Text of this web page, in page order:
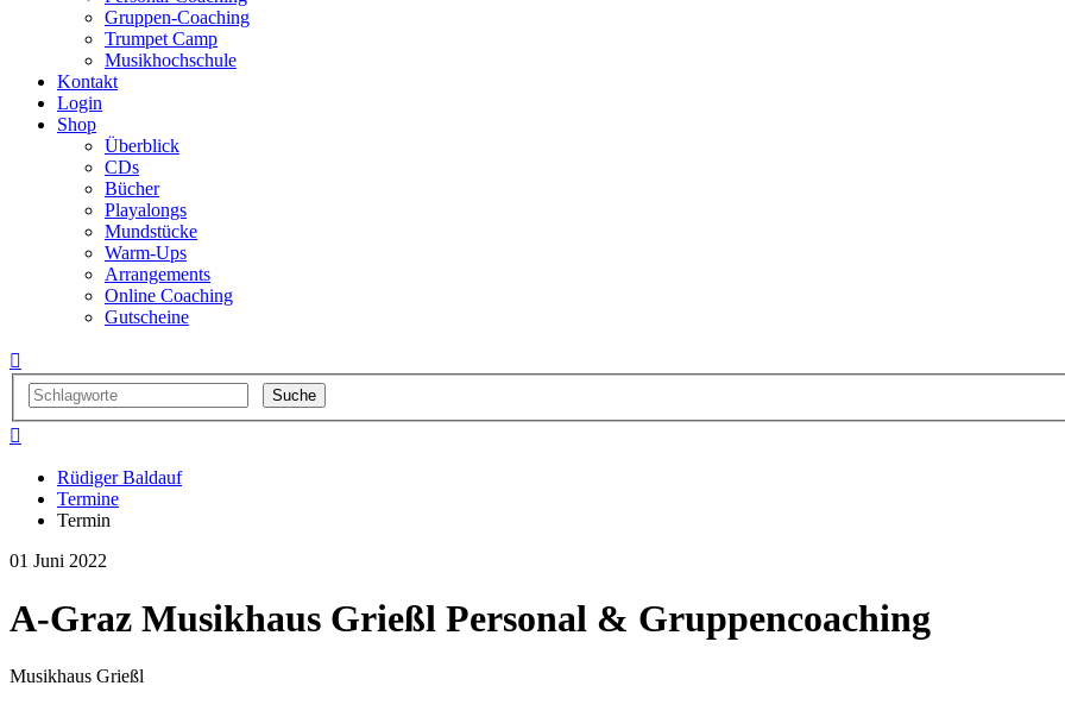
Gruppen-Coaching
Trumpet Camp
Musikhochschule
Kontakt
Login
Shop
Überblick
CDs
Bücher
Playalongs
Mundstücke
Warm-Ups
Arrangements
Online Coaching
Gutscheine


Rüdiger Baldauf
Termine
Termin
01 Juni 2022
A-Graz Musikhaus Grießl Personal & Gruppencoaching
Musikhaus Grießl